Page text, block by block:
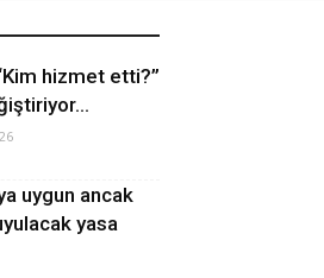
hizmet etti?”
uygun ancak
yasa